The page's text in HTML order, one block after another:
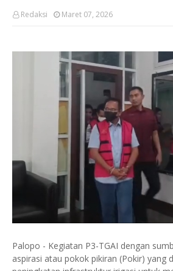
Redaksi Maret 07, 2026
Palopo - Kegiatan P3-TGAI dengan
aspirasi atau pokok pikiran (Pokir) yang